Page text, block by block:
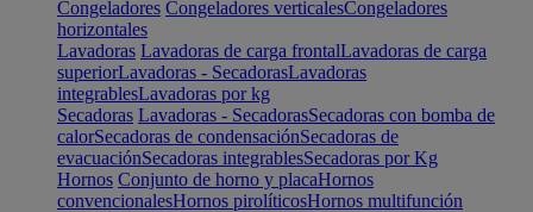
Congeladores Congeladores verticalesCongeladores
horizontales
Lavadoras Lavadoras de carga frontalLavadoras de carga
superiorLavadoras - SecadorasLavadoras
integrablesLavadoras por kg
Secadoras Lavadoras - SecadorasSecadoras con bomba de
calorSecadoras de condensaciónSecadoras de
evacuaciónSecadoras integrablesSecadoras por Kg
Hornos Conjunto de horno y placaHornos
convencionalesHornos pirolíticosHornos multifunción